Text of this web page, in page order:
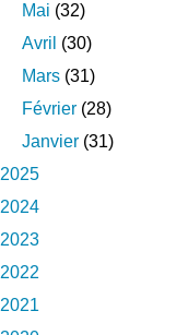
Mai (32)
Avril (30)
Mars (31)
Février (28)
Janvier (31)
2025
2024
2023
2022
2021